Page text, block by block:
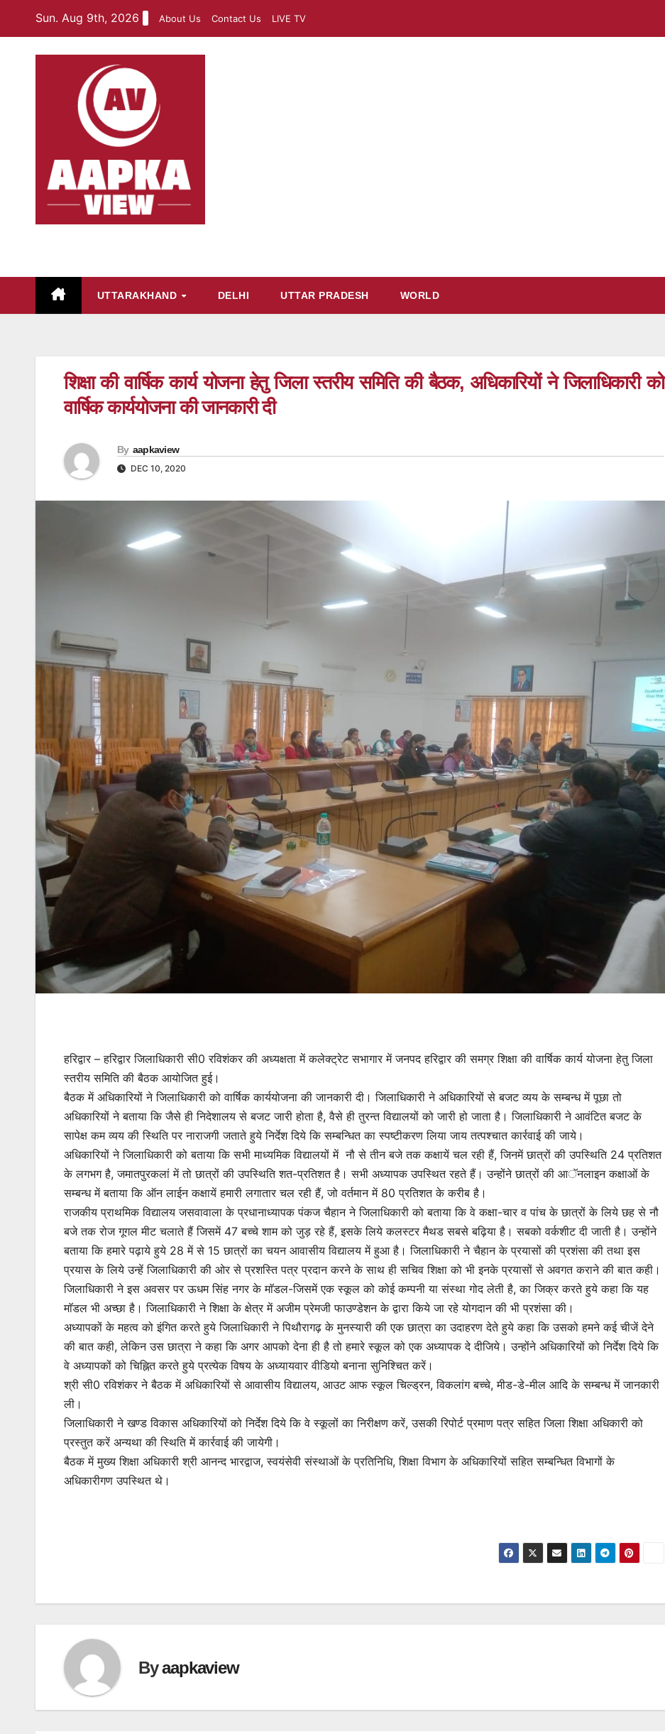
content
Sun. Aug 9th, 2026 About Us Contact Us LIVE TV
UTTARAKHAND DELHI UTTAR PRADESH WORLD
शिक्षा की वार्षिक कार्य योजना हेतु जिला स्तरीय समिति की बैठक, अधिकारियों ने जिलाधिकारी को
वार्षिक कार्ययोजना की जानकारी दी
By aapkaview
DEC 10, 2020
हरिद्वार – हरिद्वार जिलाधिकारी सी0 रविशंकर की अध्यक्षता में कलेक्ट्रेट सभागार में जनपद हरिद्वार की समग्र शिक्षा की वार्षिक कार्य योजना हेतु जिला
स्तरीय समिति की बैठक आयोजित हुई।
बैठक में अधिकारियों ने जिलाधिकारी को वार्षिक कार्ययोजना की जानकारी दी। जिलाधिकारी ने अधिकारियों से बजट व्यय के सम्बन्ध में पूछा तो
अधिकारियों ने बताया कि जैसे ही निदेशालय से बजट जारी होता है, वैसे ही तुरन्त विद्यालयों को जारी हो जाता है। जिलाधिकारी ने आवंटित बजट के
सापेक्ष कम व्यय की स्थिति पर नाराजगी जताते हुये निर्देश दिये कि सम्बन्धित का स्पष्टीकरण लिया जाय तत्पश्चात कार्रवाई की जाये।
अधिकारियों ने जिलाधिकारी को बताया कि सभी माध्यमिक विद्यालयों में नौ से तीन बजे तक कक्षायें चल रही हैं, जिनमें छात्रों की उपस्थिति 24 प्रतिशत
के लगभग है, जमातपुरकलां में तो छात्रों की उपस्थिति शत-प्रतिशत है। सभी अध्यापक उपस्थित रहते हैं। उन्होंने छात्रों की आॅनलाइन कक्षाओं के
सम्बन्ध में बताया कि ऑन लाईन कक्षायें हमारी लगातार चल रही हैं, जो वर्तमान में 80 प्रतिशत के करीब है।
राजकीय प्राथमिक विद्यालय जसवावाला के प्रधानाध्यापक पंकज चैहान ने जिलाधिकारी को बताया कि वे कक्षा-चार व पांच के छात्रों के लिये छह से नौ
बजे तक रोज गूगल मीट चलाते हैं जिसमें 47 बच्चे शाम को जुड़ रहे हैं, इसके लिये कलस्टर मैथड सबसे बढ़िया है। सबको वर्कशीट दी जाती है। उन्होंने
बताया कि हमारे पढ़ाये हुये 28 में से 15 छात्रों का चयन आवासीय विद्यालय में हुआ है। जिलाधिकारी ने चैहान के प्रयासों की प्रशंसा की तथा इस
प्रयास के लिये उन्हें जिलाधिकारी की ओर से प्रशस्ति पत्र प्रदान करने के साथ ही सचिव शिक्षा को भी इनके प्रयासों से अवगत कराने की बात कही।
जिलाधिकारी ने इस अवसर पर ऊधम सिंह नगर के माॅडल-जिसमें एक स्कूल को कोई कम्पनी या संस्था गोद लेती है, का जिक्र करते हुये कहा कि यह
माॅडल भी अच्छा है। जिलाधिकारी ने शिक्षा के क्षेत्र में अजीम प्रेमजी फाउण्डेशन के द्वारा किये जा रहे योगदान की भी प्रशंसा की।
अध्यापकों के महत्व को इंगित करते हुये जिलाधिकारी ने पिथौरागढ़ के मुनस्यारी की एक छात्रा का उदाहरण देते हुये कहा कि उसको हमने कई चीजें देने
की बात कही, लेकिन उस छात्रा ने कहा कि अगर आपको देना ही है तो हमारे स्कूल को एक अध्यापक दे दीजिये। उन्होंने अधिकारियों को निर्देश दिये कि
वे अध्यापकों को चिह्नित करते हुये प्रत्येक विषय के अध्यायवार वीडियो बनाना सुनिश्चित करें।
श्री सी0 रविशंकर ने बैठक में अधिकारियों से आवासीय विद्यालय, आउट आफ स्कूल चिल्ड्रन, विकलांग बच्चे, मीड-डे-मील आदि के सम्बन्ध में जानकारी
ली।
जिलाधिकारी ने खण्ड विकास अधिकारियों को निर्देश दिये कि वे स्कूलों का निरीक्षण करें, उसकी रिपोर्ट प्रमाण पत्र सहित जिला शिक्षा अधिकारी को
प्रस्तुत करें अन्यथा की स्थिति में कार्रवाई की जायेगी।
बैठक में मुख्य शिक्षा अधिकारी श्री आनन्द भारद्वाज, स्वयंसेवी संस्थाओं के प्रतिनिधि, शिक्षा विभाग के अधिकारियों सहित सम्बन्धित विभागों के
अधिकारीगण उपस्थित थे।
Byaapkaview